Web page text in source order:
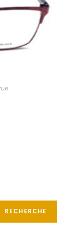
RECHERCHE